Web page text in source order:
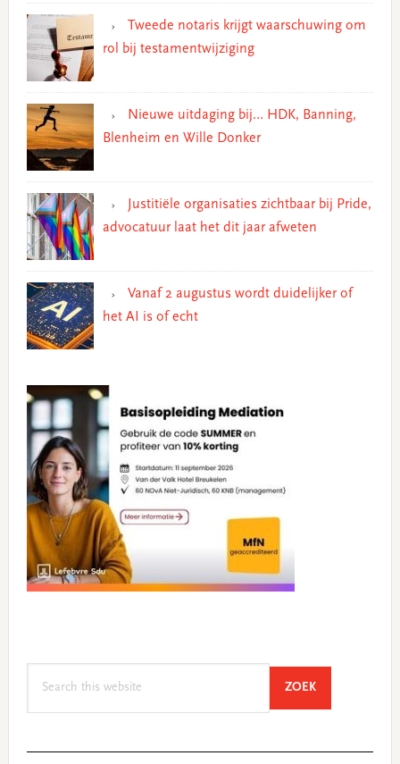
Tweede notaris krijgt waarschuwing om
rol bij testamentwijziging
Nieuwe uitdaging bij… HDK, Banning,
Blenheim en Wille Donker
Justitiële organisaties zichtbaar bij Pride,
advocatuur laat het dit jaar afweten
Vanaf 2 augustus wordt duidelijker of
het AI is of echt
ZOEKSEARCH